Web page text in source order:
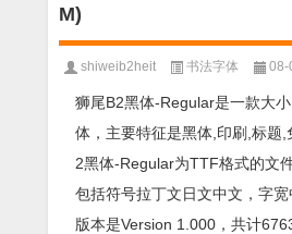
M)
shiweib2heit 书法字体 08-
狮尾B2黑体-Regular是一款大
体，主要特征是黑体,印刷,标题,
2黑体-Regular为TTF格式的文
包括符号拉丁文日文中文，字
版本是Version 1.000，共计